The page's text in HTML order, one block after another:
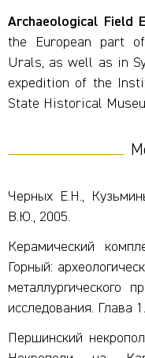
Archaeological Field
the European part
Urals, as well as in
expedition of the
State Historical
Черных Е.Н.,
В.Ю., 2005.
Керамический
Горный:
металлургического
исследования. Глава
Першинский